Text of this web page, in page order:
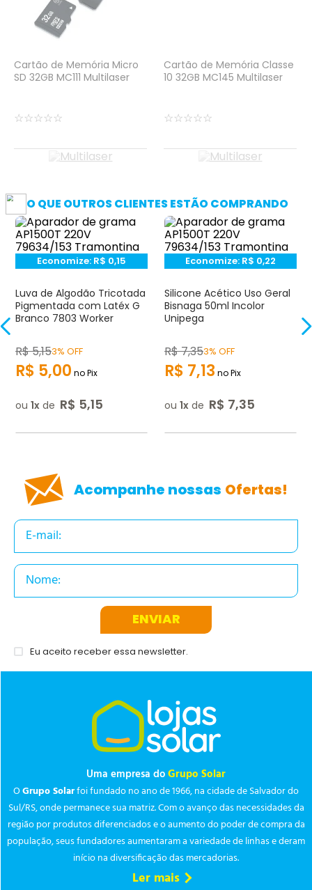
Cartão de Memória Micro
SD 32GB MC111 Multilaser
☆☆☆☆☆
Cartão de Memória Classe
10 32GB MC145 Multilaser
☆☆☆☆☆
O QUE OUTROS CLIENTES ESTÃO COMPRANDO
Economize: R$ 0,15
Luva de Algodão Tricotada
Pigmentada com Latéx G
Branco 7803 Worker
R$5,153% OFF
R$ 5,00 no Pix
ou 1 de R$ 5,15
Economize: R$ 0,22
Silicone Acético Uso Geral
Bisnaga 50ml Incolor
Unipega
R$7,353% OFF
R$ 7,13 no Pix
ou 1 de R$ 7,35
Acompanhe nossas Ofertas!
ENVIAR
Eu aceito receber essa newsletter.
Uma empresa doGrupo Solar
OGrupo Solarfoi fundado no ano de 1966, na cidade de Salvador do
Sul/RS, onde permanece sua matriz. Com o avanço das necessidades da
região por produtos diferenciados e o aumento do poder de compra da
população, seus fundadores aumentaram a variedade de linhas e deram
início na diversificação das mercadorias.
Ler mais